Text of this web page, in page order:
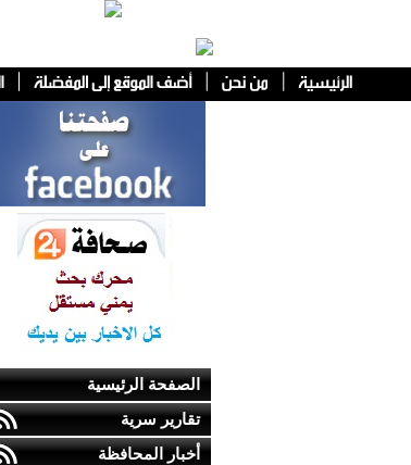
الصفحة الرئيسية
تقارير سرية
أخبار المحافظة